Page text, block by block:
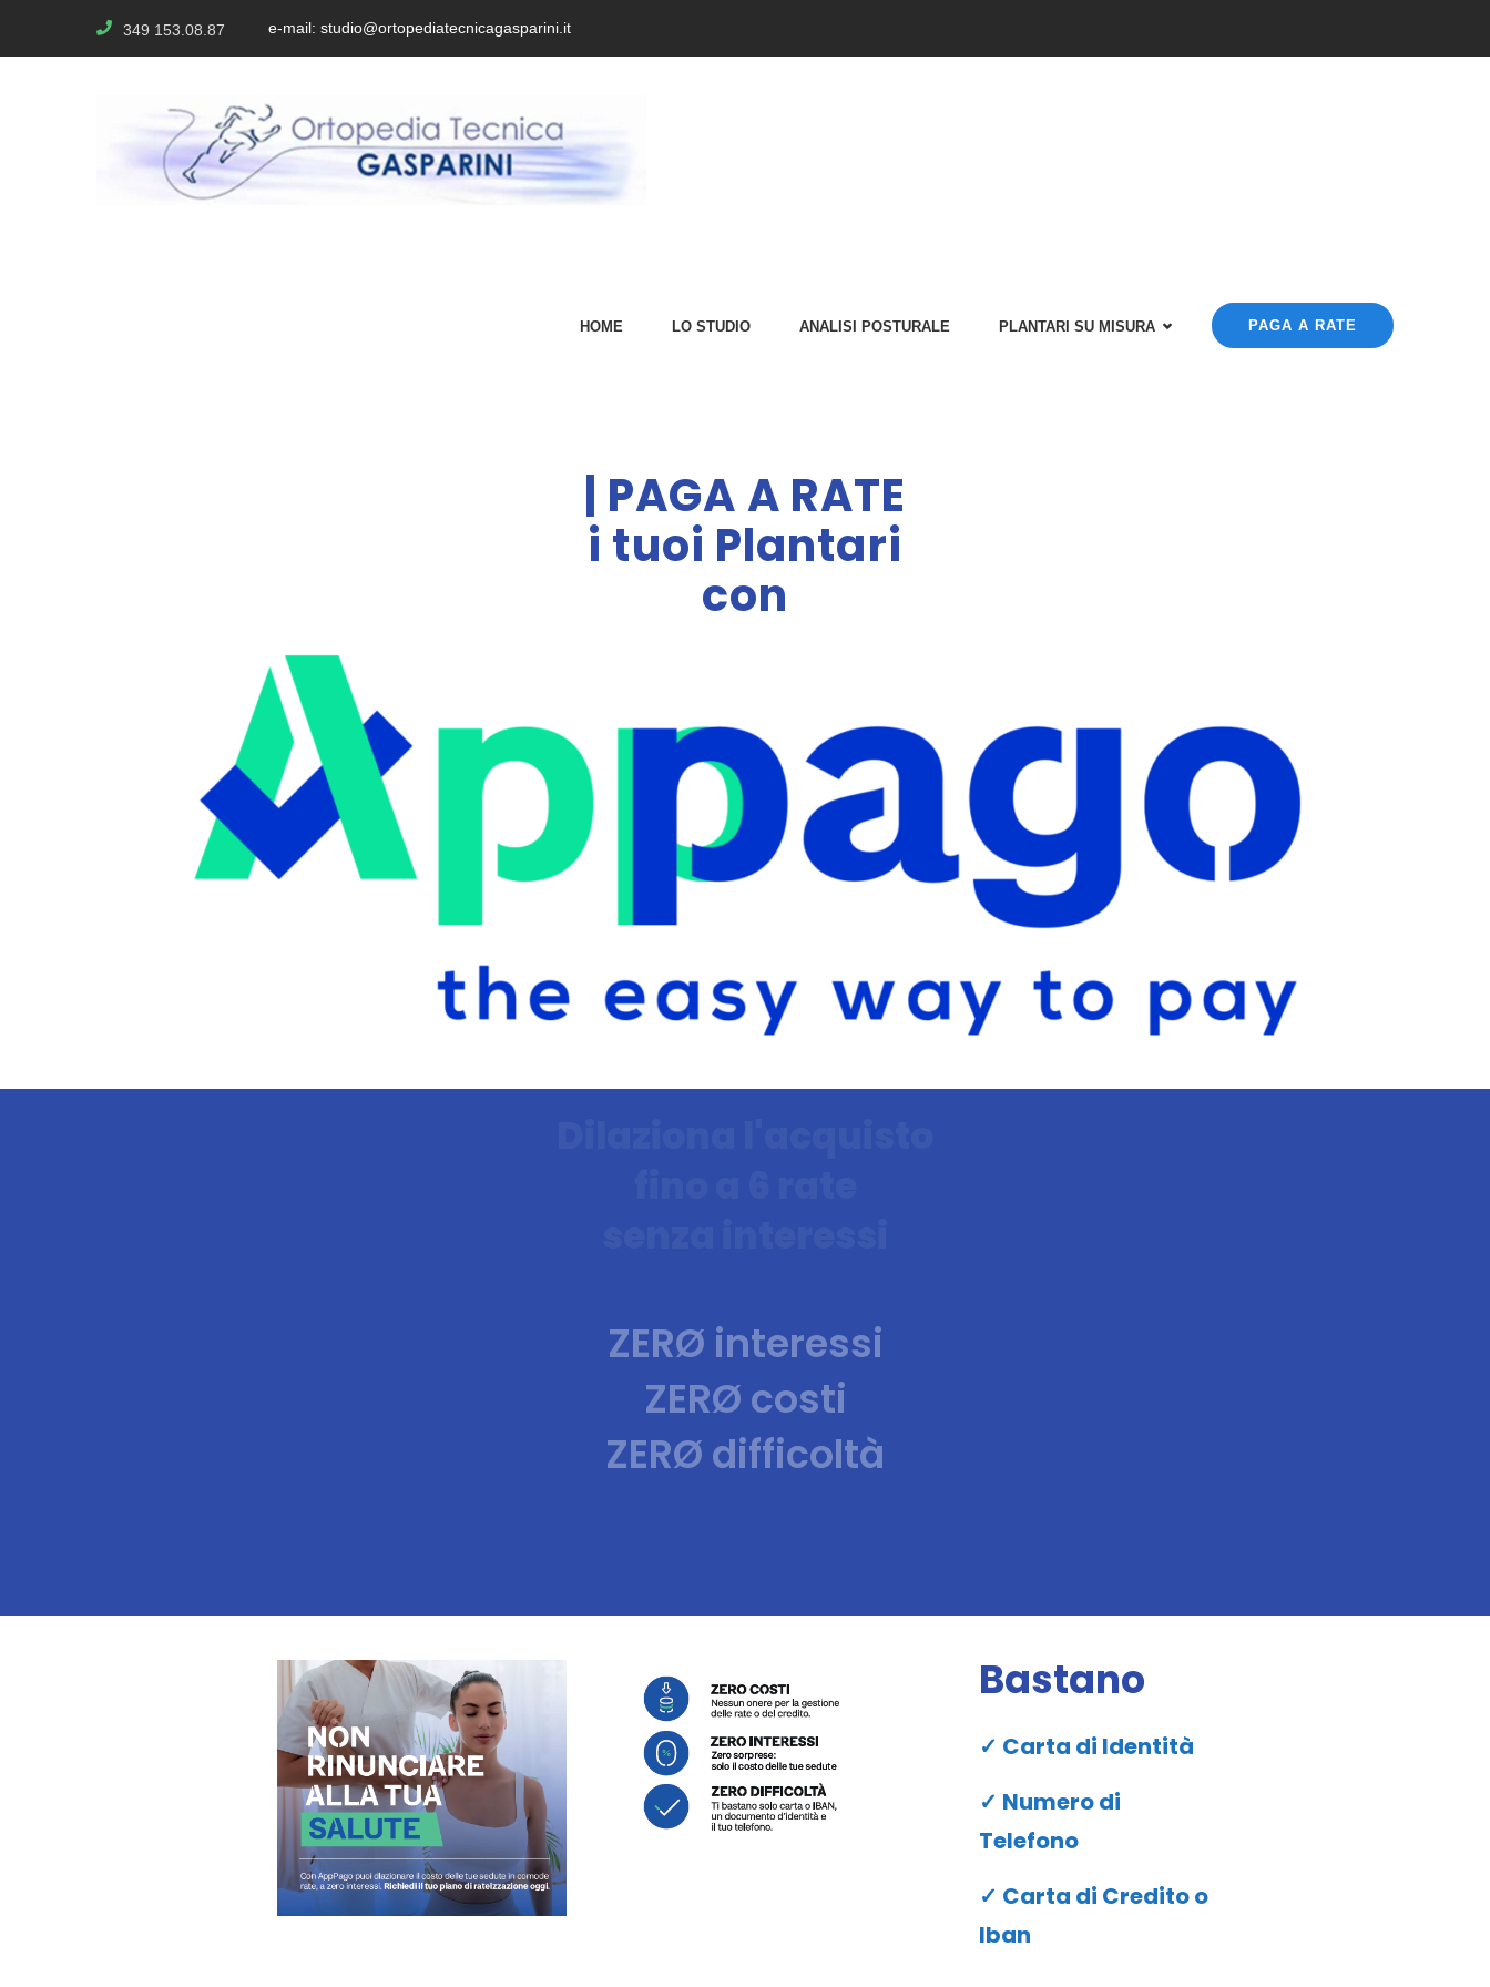
e-mail: studio@ortopediatecnicagasparini.it
349 153.08.87
HOME LO STUDIO ANALISI POSTURALE PLANTARI SU MISURA PAGA A RATE
| PAGA A RATE
i tuoi Plantari
con
ZERØ interessi
ZERØ costi
ZERØ difficoltà
Bastano
✓ Carta di Identità
✓ Numero di
Telefono
✓ Carta di Credito o
Iban